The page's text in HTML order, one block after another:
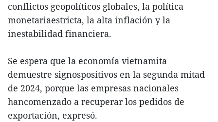
conflictos geopolíticos globales, la política
monetariaestricta, la alta inflación y la
inestabilidad financiera.
Se espera que la economía vietnamita
demuestre signospositivos en la segunda mitad
de 2024, porque las empresas nacionales
hancomenzado a recuperar los pedidos de
exportación, expresó.